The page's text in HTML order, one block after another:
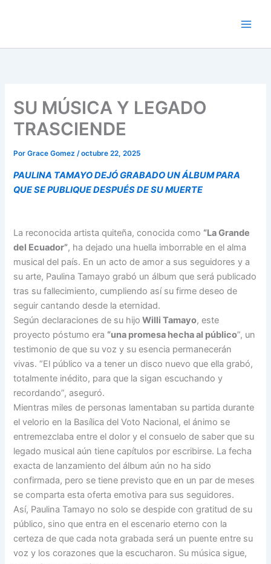
SU MÚSICA Y LEGADO
TRASCIENDE
PorGrace Gomez/octubre 22, 2025
PAULINA TAMAYO DEJÓ GRABADO UN ÁLBUM PARA
QUE SE PUBLIQUE DESPUÉS DE SU MUERTE
La reconocida artista quiteña, conocida como “La Grande
del Ecuador”, ha dejado una huella imborrable en el alma
musical del país. En un acto de amor a sus seguidores y a
su arte, Paulina Tamayo grabó un álbum que será publicado
tras su fallecimiento, cumpliendo así su firme deseo de
seguir cantando desde la eternidad.
Según declaraciones de su hijo Willi Tamayo, este
proyecto póstumo era “una promesa hecha al público”, un
testimonio de que su voz y su esencia permanecerán
vivas. “El público va a tener un disco nuevo que ella grabó,
totalmente inédito, para que la sigan escuchando y
recordando”, aseguró.
Mientras miles de personas lamentaban su partida durante
el velorio en la Basílica del Voto Nacional, el ánimo se
entremezclaba entre el dolor y el consuelo de saber que su
legado musical aún tiene capítulos por escribirse. La fecha
exacta de lanzamiento del álbum aún no ha sido
confirmada, pero se tiene previsto que en un par de meses
se comparta esta oferta emotiva para sus seguidores.
Así, Paulina Tamayo no solo se despide con gratitud de su
público, sino que entra en el escenario eterno con la
certeza de que cada nota grabada será un puente entre su
voz y los corazones que la escucharon. Su música sigue,